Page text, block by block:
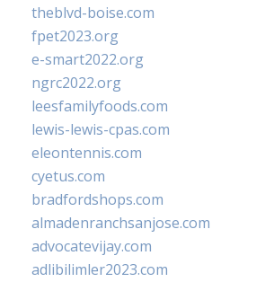
theblvd-boise.com
fpet2023.org
e-smart2022.org
ngrc2022.org
leesfamilyfoods.com
lewis-lewis-cpas.com
eleontennis.com
cyetus.com
bradfordshops.com
almadenranchsanjose.com
advocatevijay.com
adlibilimler2023.com